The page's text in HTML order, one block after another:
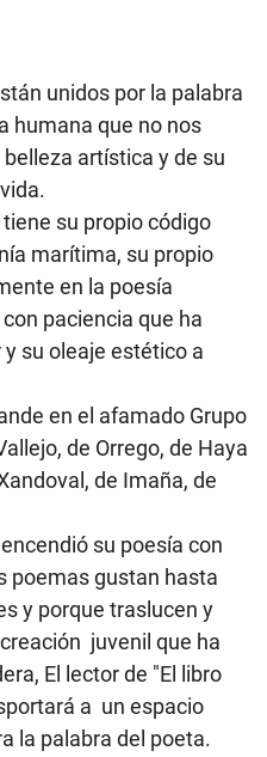
unidos por la palabra
humana que no nos
artística y de su
su propio código
marítima, su propio
en la poesía
paciencia que ha
su oleaje estético a
en el afamado Grupo
, de Orrego, de Haya
de Imaña, de
su poesía con
poemas gustan hasta
y porque traslucen y
juvenil que ha
El lector de "El libro
a un espacio
la palabra del poeta.